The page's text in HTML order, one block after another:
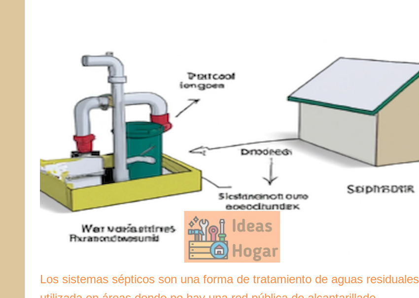
Los sistemas sépticos son una forma de tratamiento de aguas residuales